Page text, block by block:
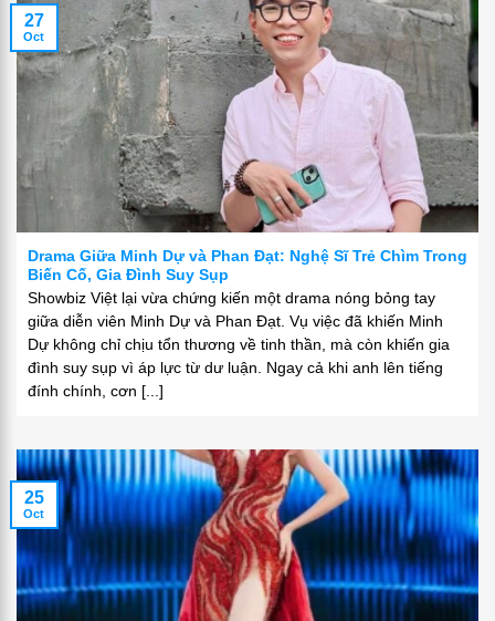
Drama Giữa Minh Dự và Phan Đạt: Nghệ Sĩ Trẻ Chìm Trong
Biến Cố, Gia Đình Suy Sụp
Showbiz Việt lại vừa chứng kiến một drama nóng bỏng tay
giữa diễn viên Minh Dự và Phan Đạt. Vụ việc đã khiến Minh
Dự không chỉ chịu tổn thương về tinh thần, mà còn khiến gia
đình suy sụp vì áp lực từ dư luận. Ngay cả khi anh lên tiếng
đính chính, cơn [...]
27
Oct
25
Oct